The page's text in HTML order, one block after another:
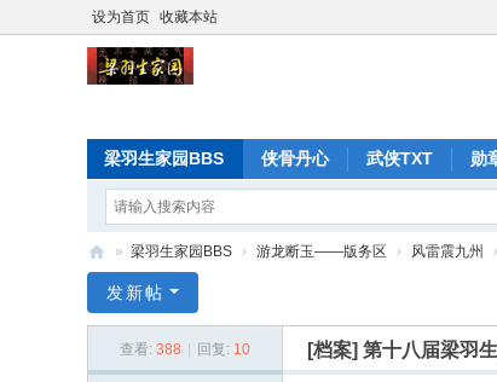
设为首页 收藏本站
梁羽生家园BBS 侠骨丹心 武侠TXT 勋
羽
» 梁羽生家园BBS › 游龙断玉——版务区 › 风雷震九州 ›
发新帖
查看: 388 回复: 10 [档案] 第十八届梁羽